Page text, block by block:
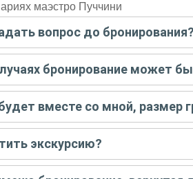
маэстро Пуччини
вопрос до бронирования?
по ссылке «Задать вопрос» и
Задать вопрос.
бронирование может
неблагоприятных погодных
а мы вернем предоплату на карту. Во
вместе со мной, размер
индивидуальная, гид проведет
экскурсии.
экскурсию?
на удобную дату и время, и